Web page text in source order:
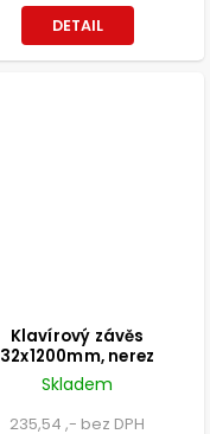
DETAIL
Klavírový závěs
32x1200mm, nerez
Skladem
235,54 ,- bez DPH